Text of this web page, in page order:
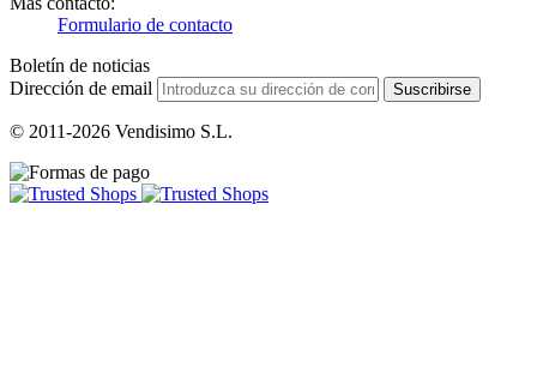
Formulario de contacto
Boletín de noticias
Dirección de email
Suscribirse
© 2011-2026 Vendisimo S.L.